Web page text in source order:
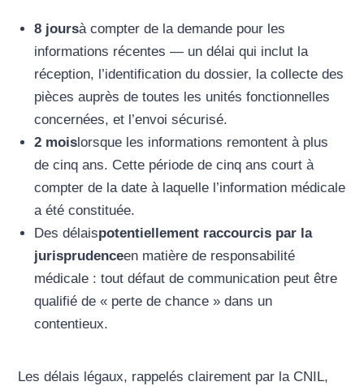
8 joursà compter de la demande pour les
informations récentes — un délai qui inclut la
réception, l’identification du dossier, la collecte des
pièces auprès de toutes les unités fonctionnelles
concernées, et l’envoi sécurisé.
2 mois lorsque les informations remontent à plus
de cinq ans. Cette période de cinq ans court à
compter de la date à laquelle l’information médicale
a été constituée.
Des délaispotentiellement raccourcis par la
jurisprudenceen matière de responsabilité
médicale : tout défaut de communication peut être
qualifié de « perte de chance » dans un
contentieux.
Les délais légaux, rappelés clairement par la CNIL,